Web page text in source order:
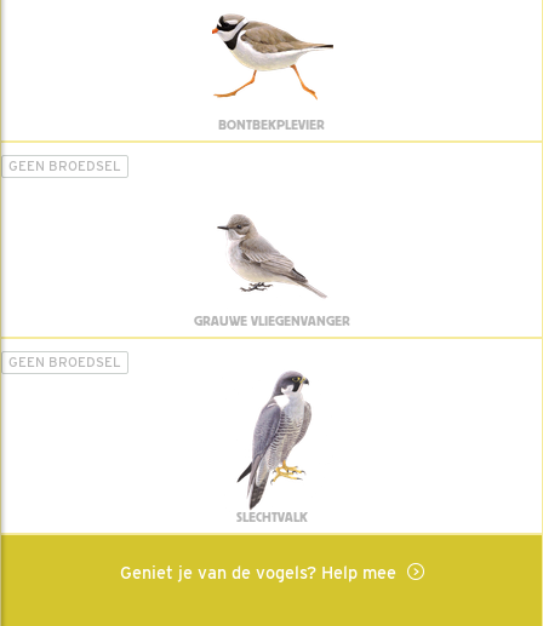
BONTBEKPLEVIER
GEEN BROEDSEL
GRAUWE VLIEGENVANGER
GEEN BROEDSEL
SLECHTVALK
Geniet je van de vogels? Help mee